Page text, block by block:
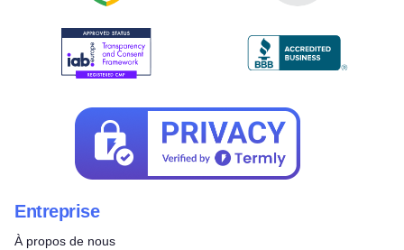
Entreprise
À propos de nous